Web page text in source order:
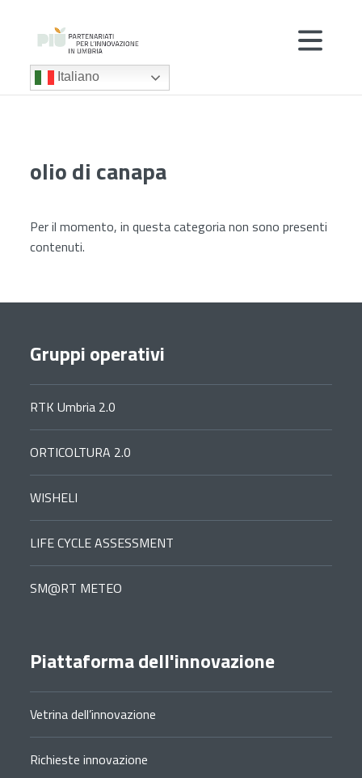
Italiano
olio di canapa
Per il momento, in questa categoria non sono presenti
contenuti.
Gruppi operativi
RTK Umbria 2.0
ORTICOLTURA 2.0
WISHELI
LIFE CYCLE ASSESSMENT
SM@RT METEO
Piattaforma dell'innovazione
Vetrina dell’innovazione
Richieste innovazione